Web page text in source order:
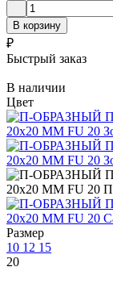
В корзину
₽
Быстрый заказ
В наличии
Цвет
Размер
10 12 15
20